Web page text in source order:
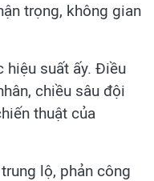
trọng, không gian
hiệu suất ấy. Điều
chiều sâu đội
thuật của
lộ, phản công